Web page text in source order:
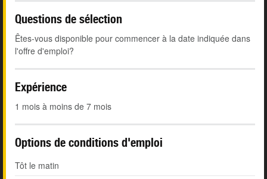
Questions de sélection
Êtes-vous disponible pour commencer à la date indiquée dans
l'offre d'emploi?
Expérience
1 mois à moins de 7 mois
Options de conditions d'emploi
Tôt le matin